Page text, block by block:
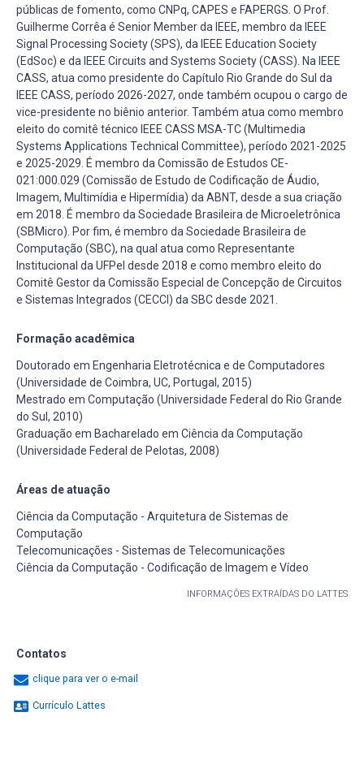
públicas de fomento, como CNPq, CAPES e FAPERGS. O Prof.
Guilherme Corrêa é Senior Member da IEEE, membro da IEEE
Signal Processing Society (SPS), da IEEE Education Society
(EdSoc) e da IEEE Circuits and Systems Society (CASS). Na IEEE
CASS, atua como presidente do Capítulo Rio Grande do Sul da
IEEE CASS, período 2026-2027, onde também ocupou o cargo de
vice-presidente no biênio anterior. Também atua como membro
eleito do comitê técnico IEEE CASS MSA-TC (Multimedia
Systems Applications Technical Committee), período 2021-2025
e 2025-2029. É membro da Comissão de Estudos CE-
021:000.029 (Comissão de Estudo de Codificação de Áudio,
Imagem, Multimídia e Hipermídia) da ABNT, desde a sua criação
em 2018. É membro da Sociedade Brasileira de Microeletrônica
(SBMicro). Por fim, é membro da Sociedade Brasileira de
Computação (SBC), na qual atua como Representante
Institucional da UFPel desde 2018 e como membro eleito do
Comitê Gestor da Comissão Especial de Concepção de Circuitos
e Sistemas Integrados (CECCI) da SBC desde 2021.
Formação acadêmica
Doutorado em Engenharia Eletrotécnica e de Computadores
(Universidade de Coimbra, UC, Portugal, 2015)
Mestrado em Computação (Universidade Federal do Rio Grande
do Sul, 2010)
Graduação em Bacharelado em Ciência da Computação
(Universidade Federal de Pelotas, 2008)
Áreas de atuação
Ciência da Computação - Arquitetura de Sistemas de
Computação
Telecomunicações - Sistemas de Telecomunicações
Ciência da Computação - Codificação de Imagem e Vídeo
INFORMAÇÕES EXTRAÍDAS DO LATTES
Contatos
clique para ver o e-mail
Currículo Lattes